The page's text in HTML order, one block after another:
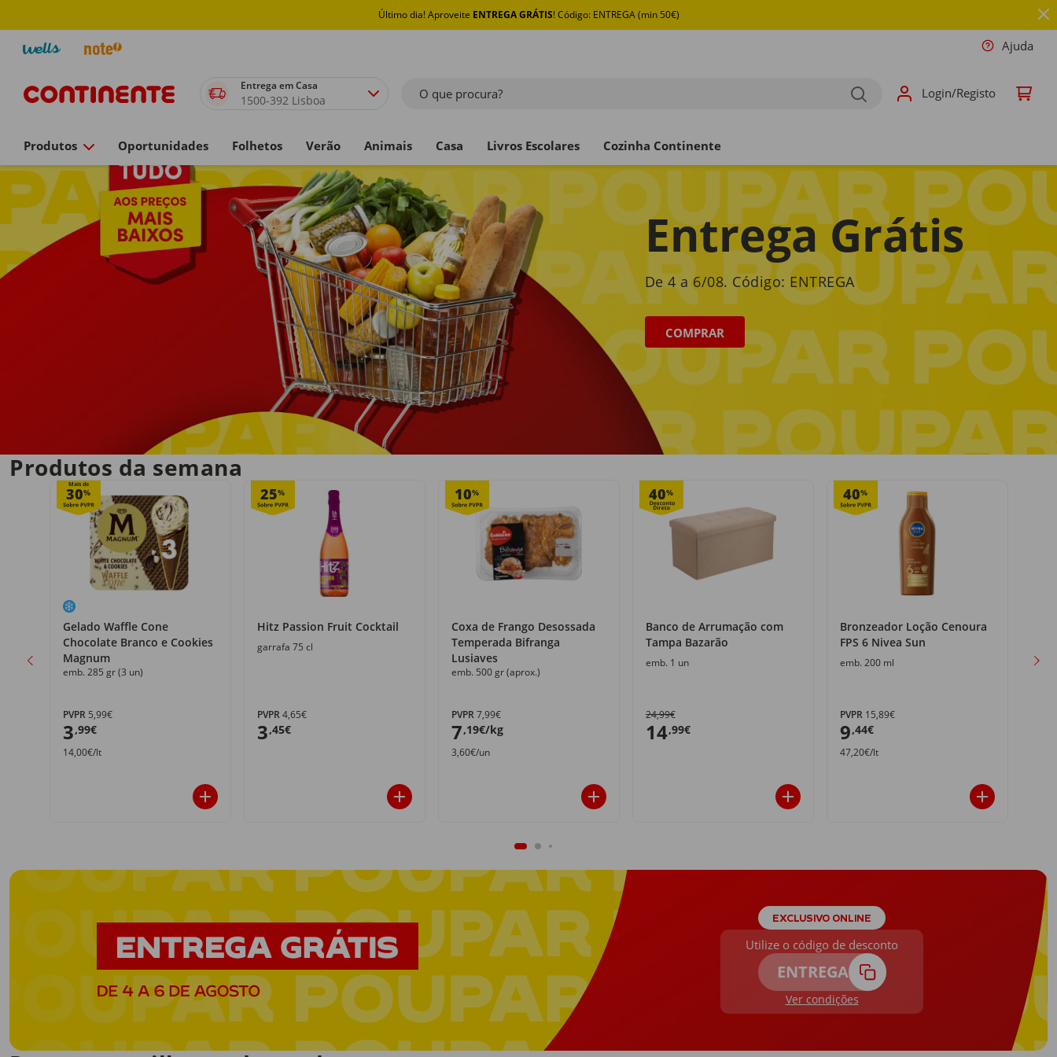
Último dia! Aproveite ENTREGA GRÁTIS! Código: ENTREGA (min 50€)
Ajuda
Entrega em Casa
1500-392 Lisboa O que procura? Login/Registo
Produtos Oportunidades Folhetos Verão Animais Casa Livros Escolares Cozinha Continente
Entrega Grátis
De 4 a 6/08. Código: ENTREGA
COMPRAR
Entrega em casa
no próprio dia
Recolha grátis
+50 000 produtos
Pagamento seguro
online ou na entrega
Produtos da semana
Mais de
30%
Gelado Waffle Cone
Chocolate Branco e Cookies
Magnum
emb. 285 gr (3 un)
PVPR5,99€
3,99€
14,00€/lt
25%
Hitz Passion Fruit Cocktail
garrafa 75 cl
PVPR4,65€
3,45€
10%
Coxa de Frango Desossada
Temperada Bifranga
Lusiaves
emb. 500 gr (aprox.)
PVPR7,99€
7,19€/kg
3,60€/un
40%
Banco de Arrumação com
Tampa Bazarão
emb. 1 un
24,99€
14,99€
40%
Bronzeador Loção Cenoura
FPS 6 Nivea Sun
emb. 200 ml
PVPR15,89€
9,44€
47,20€/lt
EXCLUSIVO ONLINE
Utilize o código de desconto
ENTREGA
Ver condições